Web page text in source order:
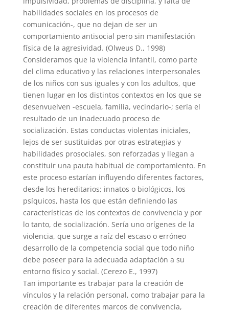
habilidades sociales en los procesos de
comunicación-, que no dejan de ser un
comportamiento antisocial pero sin manifestación
física de la agresividad. (Olweus D., 1998)
Consideramos que la violencia infantil, como parte
del clima educativo y las relaciones interpersonales
de los niños con sus iguales y con los adultos, que
tienen lugar en los distintos contextos en los que se
desenvuelven -escuela, familia, vecindario-; sería el
resultado de un inadecuado proceso de
socialización. Estas conductas violentas iniciales,
lejos de ser sustituidas por otras estrategias y
habilidades prosociales, son reforzadas y llegan a
constituir una pauta habitual de comportamiento. En
este proceso estarían influyendo diferentes factores,
desde los hereditarios; innatos o biológicos, los
psíquicos, hasta los que están definiendo las
características de los contextos de convivencia y por
lo tanto, de socialización. Sería uno orígenes de la
violencia, que surge a raíz del escaso o erróneo
desarrollo de la competencia social que todo niño
debe poseer para la adecuada adaptación a su
entorno físico y social. (Cerezo E., 1997)
Tan importante es trabajar para la creación de
vínculos y la relación personal, como trabajar para la
creación de diferentes marcos de convivencia,